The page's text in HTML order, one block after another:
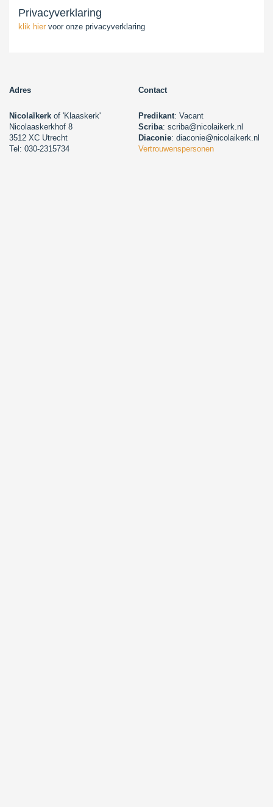
Privacyverklaring
klik hier voor onze privacyverklaring
Adres Contact
Nicolaïkerk of 'Klaaskerk'
Nicolaaskerkhof 8
3512 XC Utrecht
Tel: 030-2315734
Predikant: Vacant
Scriba: scriba@nicolaikerk.nl
Diaconie: diaconie@nicolaikerk.nl
Vertrouwenspersonen